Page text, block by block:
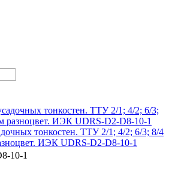
тонкостен. ТТУ 2/1; 4/2; 6/3; 8/4
ИЭК UDRS-D2-D8-10-1
10-1